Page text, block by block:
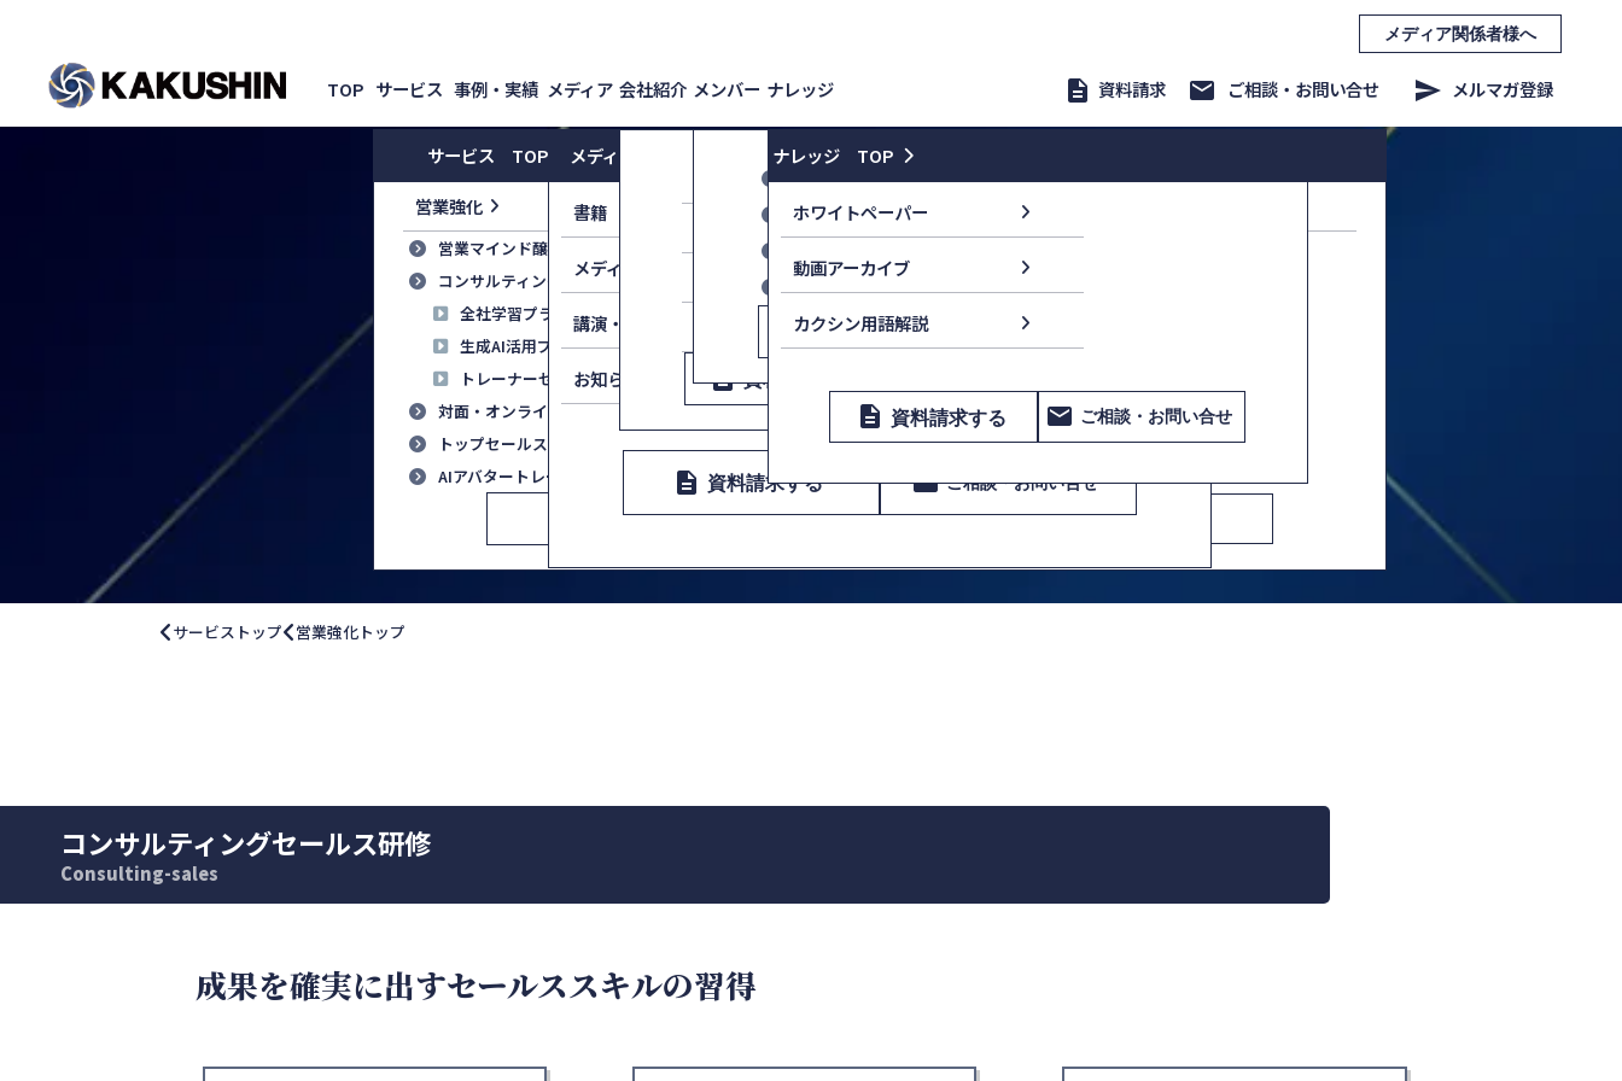
TOP サービス
サービス TOP
営業強化
営業マインド醸成講演
コンサルティングセールス研修
全社学習プラン
生成AI活用プラン
トレーナーセッション
対面・オンライン リアルタイム型研修
トップセールスの型化
AIアバタートレーニング
マーケティング強化
マーケティング組織立ち上げ支援
マーケティング構造研修
販売促進構造研修
戦略PR
提案資料改善コンサルティング
description 資料請求する email ご相談・お問い合せ
事例・実績 メディア
メディア TOP
書籍
メディア情報
講演・イベント
お知らせ
YouTube
launch カクシン田尻望−付加価値のつくり方−
AMANO SCOPE
description 資料請求する email ご相談・お問い合せ
会社紹介
コンセプト
description 資料請求する
メンバー
カクシンメンバー
監修顧問
パートナー
description 資料請求する ご相談・お問い合せ
ナレッジ
ナレッジ TOP
ホワイトペーパー
動画アーカイブ
カクシン用語解説
description 資料請求する email ご相談・お問い合せ
メディア関係者様へ
description 資料請求 mail ご相談・お問い合せ send メルマガ登録
Value First,Commit Always
サービストップ 営業強化トップ
コンサルティングセールス研修
Consulting-sales
成果を確実に出すセールススキルの習得